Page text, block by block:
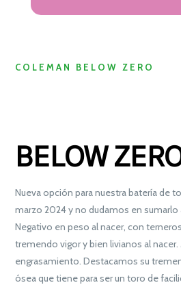
COLEMAN BELOW ZERO
BELOW
Nueva opción para nuestra batería de
marzo 2024 y no dudamos en sumarlo
Negativo en peso al nacer, con
tremendo vigor y bien livianos al
engrasamiento. Destacamos su
ósea que tiene para ser un toro de